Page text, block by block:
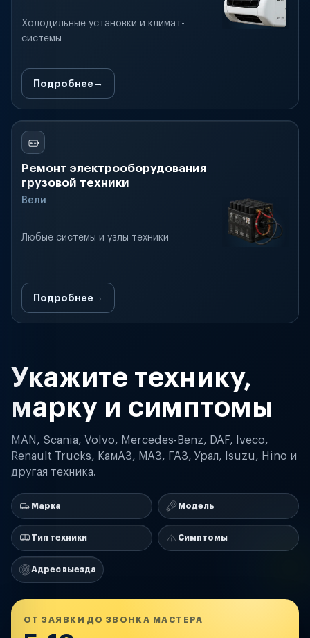
Холодильные установки и климат-
системы
Подробнее
Ремонт электрооборудования
грузовой техники
Вели
Любые системы и узлы техники
Подробнее
Укажите технику,
марку и симптомы
MAN, Scania, Volvo, Mercedes-Benz, DAF, Iveco,
Renault Trucks, КамАЗ, МАЗ, ГАЗ, Урал, Isuzu, Hino и
другая техника.
Марка Модель
Тип техники Симптомы
Адрес выезда
ОТ ЗАЯВКИ ДО ЗВОНКА МАСТЕРА